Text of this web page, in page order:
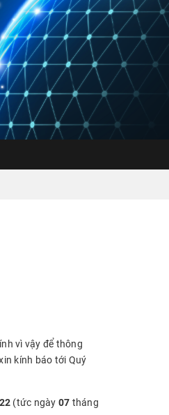
vì vậy để thông
kính báo tới Quý
(tức ngày 07 tháng